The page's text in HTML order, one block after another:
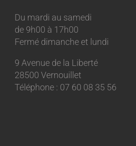
Du mardi au samedi
de 9h00 à 17h00
Fermé dimanche et lundi
9 Avenue de la Liberté
28500 Vernouillet
Téléphone : 07 60 08 35 56